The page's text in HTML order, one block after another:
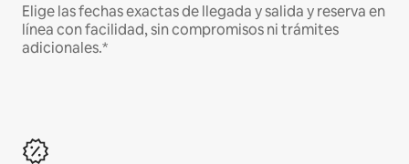
Elige las fechas exactas de llegada y salida y reserva en
línea con facilidad, sin compromisos ni trámites
adicionales.*